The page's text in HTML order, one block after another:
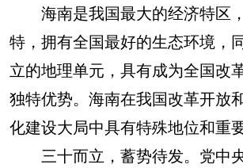
海南是我国最大的经济特区
特，拥有全国最好的生态环境，
立的地理单元，具有成为全国改
独特优势。海南在我国改革开放
化建设大局中具有特殊地位和重
三十而立，蓄势待发。党中